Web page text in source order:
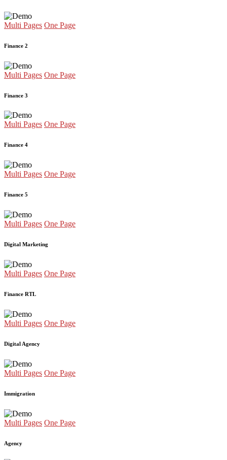
Multi Pages One Page
Finance 2
Multi Pages One Page
Finance 3
Multi Pages One Page
Finance 4
Multi Pages One Page
Finance 5
Multi Pages One Page
Digital Marketing
Multi Pages One Page
Finance RTL
Multi Pages One Page
Digital Agency
Multi Pages One Page
Immigration
Multi Pages One Page
Agency